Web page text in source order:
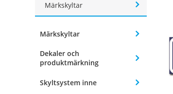
Märkskyltar
Märkskyltar
Dekaler och
produktmärkning
Skyltsystem inne